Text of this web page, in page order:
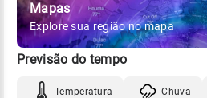
Mapas
Explore sua região no mapa
Previsão do tempo
Temperatura Chuva